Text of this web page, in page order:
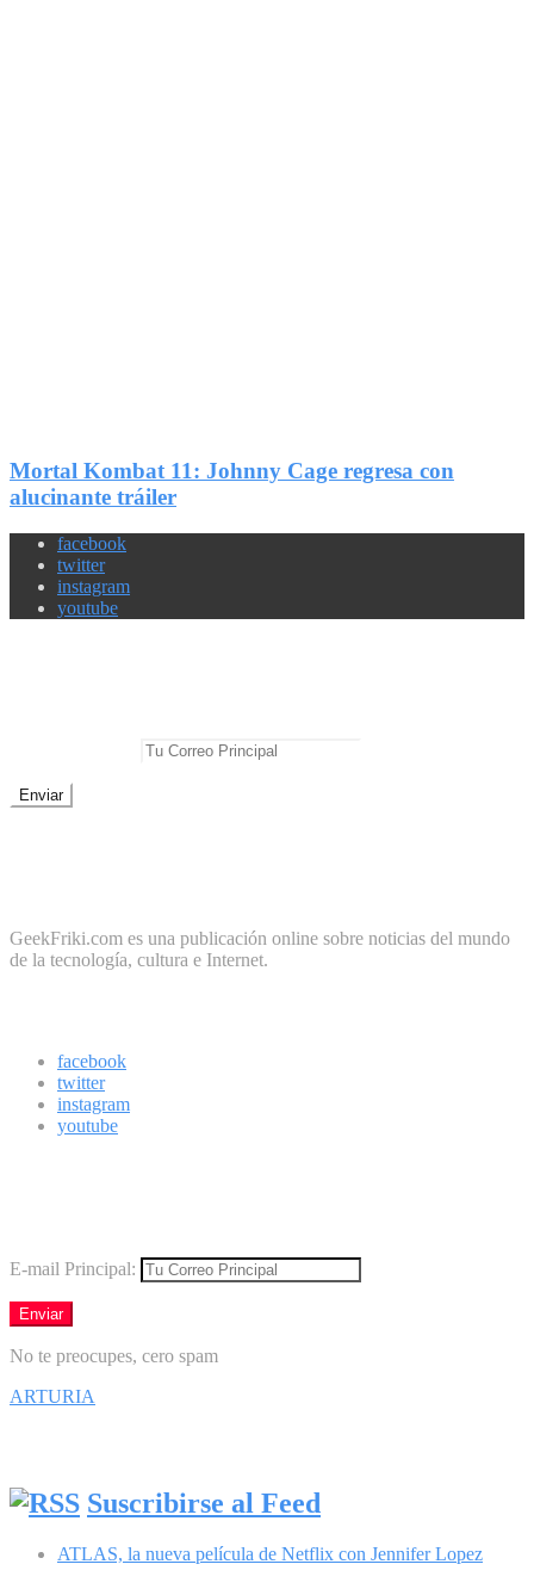
Mortal Kombat 11: Johnny Cage regresa con
alucinante tráiler
facebook
twitter
instagram
youtube
GeekFriki.com es una publicación online sobre noticias del mundo
de la tecnología, cultura e Internet.
facebook
twitter
instagram
youtube
E-mail Principal:
No te preocupes, cero spam
ARTURIA
Suscribirse al Feed
ATLAS, la nueva película de Netflix con Jennifer Lopez